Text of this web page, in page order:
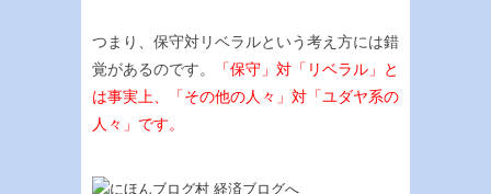
つまり、保守対リベラルという考え方には錯
覚があるのです。
「保守」対「リベラル」と
は事実上、「その他の人々」対「ユダヤ系の
人々」です。